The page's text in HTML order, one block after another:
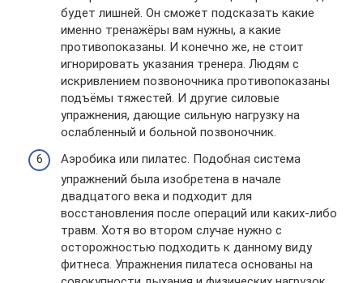
будет лишней. Он сможет подсказать какие
именно тренажёры вам нужны, а какие
противопоказаны. И конечно же, не стоит
игнорировать указания тренера. Людям с
искривлением позвоночника противопоказаны
подъёмы тяжестей. И другие силовые
упражнения, дающие сильную нагрузку на
ослабленный и больной позвоночник.
Аэробика или пилатес. Подобная система
упражнений была изобретена в начале
двадцатого века и подходит для
восстановления после операций или каких-либо
травм. Хотя во втором случае нужно с
осторожностью подходить к данному виду
фитнеса. Упражнения пилатеса основаны на